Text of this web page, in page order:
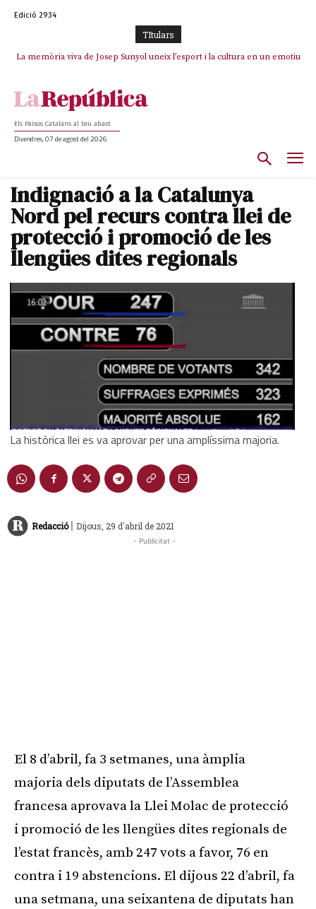
Edició 2934
TItulars
La memòria viva de Josep Sunyol uneix l’esport i la cultura en un emotiu
La “dignitat” a mitges de Marc Puigtió: renuncia a Girona pels àudios però
Els Països Catalans al teu abast
Divendres, 07 de agost del 2026
Indignació a la Catalunya
Nord pel recurs contra llei de
protecció i promoció de les
llengües dites regionals
La històrica llei es va aprovar per una amplíssima majoria.
Redacció | Dijous, 29 d'abril de 2021
- Publicitat -
El 8 d’abril, fa 3 setmanes, una àmplia
majoria dels diputats de l’Assemblea
francesa aprovava la Llei Molac de protecció
i promoció de les llengües dites regionals de
l’estat francès, amb 247 vots a favor, 76 en
contra i 19 abstencions. El dijous 22 d’abril, fa
una setmana, una seixantena de diputats han